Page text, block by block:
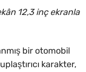
12,3 inç ekranla
bir otomobil
karakter,